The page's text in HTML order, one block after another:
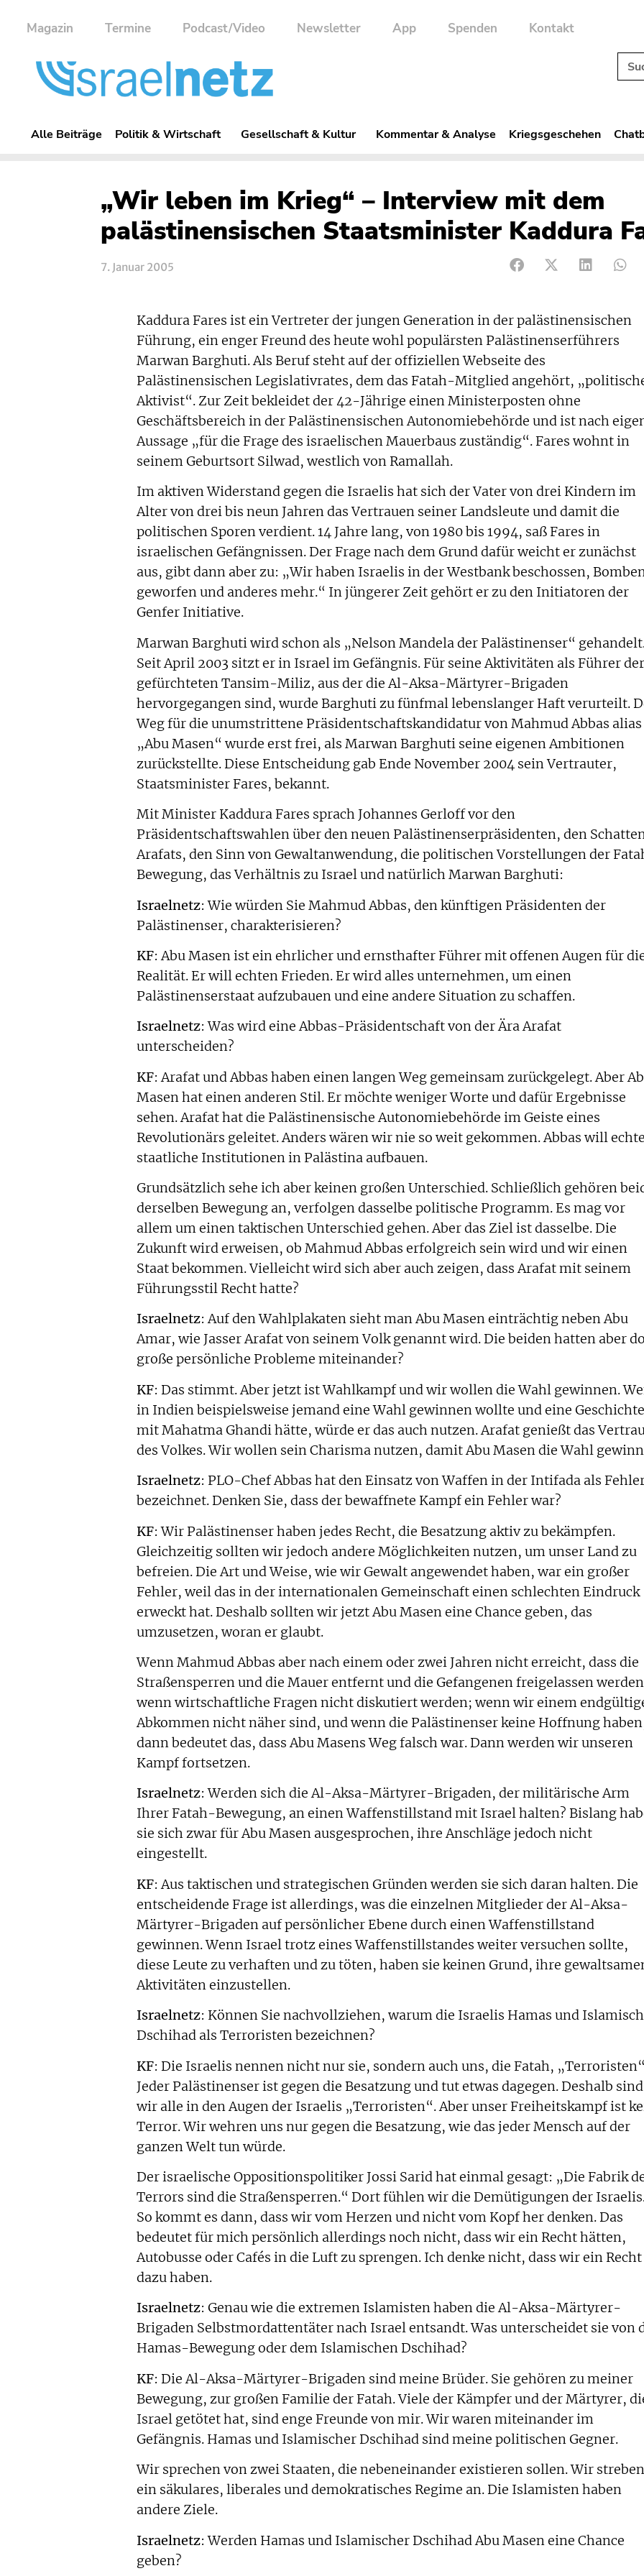
Magazin Termine Podcast/Video Newsletter App Spenden Kontakt
Alle Beiträge Politik & Wirtschaft Gesellschaft & Kultur Kommentar & Analyse Kriegsgeschehen
„Wir leben im Krieg“ – Interview mit dem
palästinensischen Staatsminister Kaddura
7. Januar 2005
Kaddura Fares ist ein Vertreter der jungen Generation in der palästinensischen
Führung, ein enger Freund des heute wohl populärsten Palästinenserführers
Marwan Barghuti. Als Beruf steht auf der offiziellen Webseite des
Palästinensischen Legislativrates, dem das Fatah-Mitglied angehört,
Aktivist“. Zur Zeit bekleidet der 42-Jährige einen Ministerposten ohne
Geschäftsbereich in der Palästinensischen Autonomiebehörde und ist nach
Aussage „für die Frage des israelischen Mauerbaus zuständig“. Fares wohnt in
seinem Geburtsort Silwad, westlich von Ramallah.
Im aktiven Widerstand gegen die Israelis hat sich der Vater von drei Kindern im
Alter von drei bis neun Jahren das Vertrauen seiner Landsleute und damit die
politischen Sporen verdient. 14 Jahre lang, von 1980 bis 1994, saß Fares in
israelischen Gefängnissen. Der Frage nach dem Grund dafür weicht er zunächst
aus, gibt dann aber zu: „Wir haben Israelis in der Westbank beschossen,
geworfen und anderes mehr.“ In jüngerer Zeit gehört er zu den Initiatoren der
Genfer Initiative.
Marwan Barghuti wird schon als „Nelson Mandela der Palästinenser“
Seit April 2003 sitzt er in Israel im Gefängnis. Für seine Aktivitäten als Führer der
gefürchteten Tansim-Miliz, aus der die Al-Aksa-Märtyrer-Brigaden
hervorgegangen sind, wurde Barghuti zu fünfmal lebenslanger Haft verurteilt.
Weg für die unumstrittene Präsidentschaftskandidatur von Mahmud Abbas alias
„Abu Masen“ wurde erst frei, als Marwan Barghuti seine eigenen Ambitionen
zurückstellte. Diese Entscheidung gab Ende November 2004 sein Vertrauter,
Staatsminister Fares, bekannt.
Mit Minister Kaddura Fares sprach Johannes Gerloff vor den
Präsidentschaftswahlen über den neuen Palästinenserpräsidenten, den
Arafats, den Sinn von Gewaltanwendung, die politischen Vorstellungen der
Bewegung, das Verhältnis zu Israel und natürlich Marwan Barghuti:
Israelnetz: Wie würden Sie Mahmud Abbas, den künftigen Präsidenten der
Palästinenser, charakterisieren?
KF: Abu Masen ist ein ehrlicher und ernsthafter Führer mit offenen Augen für
Realität. Er will echten Frieden. Er wird alles unternehmen, um einen
Palästinenserstaat aufzubauen und eine andere Situation zu schaffen.
Israelnetz: Was wird eine Abbas-Präsidentschaft von der Ära Arafat
unterscheiden?
KF: Arafat und Abbas haben einen langen Weg gemeinsam zurückgelegt. Aber
Masen hat einen anderen Stil. Er möchte weniger Worte und dafür Ergebnisse
sehen. Arafat hat die Palästinensische Autonomiebehörde im Geiste eines
Revolutionärs geleitet. Anders wären wir nie so weit gekommen. Abbas will echte
staatliche Institutionen in Palästina aufbauen.
Grundsätzlich sehe ich aber keinen großen Unterschied. Schließlich gehören
derselben Bewegung an, verfolgen dasselbe politische Programm. Es mag vor
allem um einen taktischen Unterschied gehen. Aber das Ziel ist dasselbe. Die
Zukunft wird erweisen, ob Mahmud Abbas erfolgreich sein wird und wir einen
Staat bekommen. Vielleicht wird sich aber auch zeigen, dass Arafat mit seinem
Führungsstil Recht hatte?
Israelnetz: Auf den Wahlplakaten sieht man Abu Masen einträchtig neben Abu
Amar, wie Jasser Arafat von seinem Volk genannt wird. Die beiden hatten aber
große persönliche Probleme miteinander?
KF: Das stimmt. Aber jetzt ist Wahlkampf und wir wollen die Wahl gewinnen.
in Indien beispielsweise jemand eine Wahl gewinnen wollte und eine Geschichte
mit Mahatma Ghandi hätte, würde er das auch nutzen. Arafat genießt das
des Volkes. Wir wollen sein Charisma nutzen, damit Abu Masen die Wahl
Israelnetz: PLO-Chef Abbas hat den Einsatz von Waffen in der Intifada als
bezeichnet. Denken Sie, dass der bewaffnete Kampf ein Fehler war?
KF: Wir Palästinenser haben jedes Recht, die Besatzung aktiv zu bekämpfen.
Gleichzeitig sollten wir jedoch andere Möglichkeiten nutzen, um unser Land zu
befreien. Die Art und Weise, wie wir Gewalt angewendet haben, war ein großer
Fehler, weil das in der internationalen Gemeinschaft einen schlechten Eindruck
erweckt hat. Deshalb sollten wir jetzt Abu Masen eine Chance geben, das
umzusetzen, woran er glaubt.
Wenn Mahmud Abbas aber nach einem oder zwei Jahren nicht erreicht, dass die
Straßensperren und die Mauer entfernt und die Gefangenen freigelassen
wenn wirtschaftliche Fragen nicht diskutiert werden; wenn wir einem
Abkommen nicht näher sind, und wenn die Palästinenser keine Hoffnung
dann bedeutet das, dass Abu Masens Weg falsch war. Dann werden wir unseren
Kampf fortsetzen.
Israelnetz: Werden sich die Al-Aksa-Märtyrer-Brigaden, der militärische Arm
Ihrer Fatah-Bewegung, an einen Waffenstillstand mit Israel halten? Bislang
sie sich zwar für Abu Masen ausgesprochen, ihre Anschläge jedoch nicht
eingestellt.
KF: Aus taktischen und strategischen Gründen werden sie sich daran halten. Die
entscheidende Frage ist allerdings, was die einzelnen Mitglieder der Al-Aksa-
Märtyrer-Brigaden auf persönlicher Ebene durch einen Waffenstillstand
gewinnen. Wenn Israel trotz eines Waffenstillstandes weiter versuchen sollte,
diese Leute zu verhaften und zu töten, haben sie keinen Grund, ihre
Aktivitäten einzustellen.
Israelnetz: Können Sie nachvollziehen, warum die Israelis Hamas und
Dschihad als Terroristen bezeichnen?
KF: Die Israelis nennen nicht nur sie, sondern auch uns, die Fatah,
Jeder Palästinenser ist gegen die Besatzung und tut etwas dagegen. Deshalb sind
wir alle in den Augen der Israelis „Terroristen“. Aber unser Freiheitskampf ist
Terror. Wir wehren uns nur gegen die Besatzung, wie das jeder Mensch auf der
ganzen Welt tun würde.
Der israelische Oppositionspolitiker Jossi Sarid hat einmal gesagt: „Die Fabrik
Terrors sind die Straßensperren.“ Dort fühlen wir die Demütigungen der
So kommt es dann, dass wir vom Herzen und nicht vom Kopf her denken. Das
bedeutet für mich persönlich allerdings noch nicht, dass wir ein Recht hätten,
Autobusse oder Cafés in die Luft zu sprengen. Ich denke nicht, dass wir ein Recht
dazu haben.
Israelnetz: Genau wie die extremen Islamisten haben die Al-Aksa-Märtyrer-
Brigaden Selbstmordattentäter nach Israel entsandt. Was unterscheidet sie von
Hamas-Bewegung oder dem Islamischen Dschihad?
KF: Die Al-Aksa-Märtyrer-Brigaden sind meine Brüder. Sie gehören zu meiner
Bewegung, zur großen Familie der Fatah. Viele der Kämpfer und der Märtyrer,
Israel getötet hat, sind enge Freunde von mir. Wir waren miteinander im
Gefängnis. Hamas und Islamischer Dschihad sind meine politischen Gegner.
Wir sprechen von zwei Staaten, die nebeneinander existieren sollen. Wir streben
ein säkulares, liberales und demokratisches Regime an. Die Islamisten haben
andere Ziele.
Israelnetz: Werden Hamas und Islamischer Dschihad Abu Masen eine Chance
geben?